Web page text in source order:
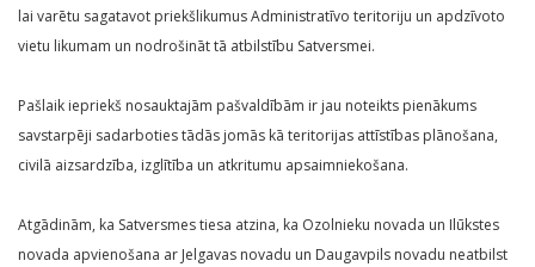
lai varētu sagatavot priekšlikumus Administratīvo teritoriju un apdzīvoto
vietu likumam un nodrošināt tā atbilstību Satversmei.
Pašlaik iepriekš nosauktajām pašvaldībām ir jau noteikts pienākums
savstarpēji sadarboties tādās jomās kā teritorijas attīstības plānošana,
civilā aizsardzība, izglītība un atkritumu apsaimniekošana.
Atgādinām, ka Satversmes tiesa atzina, ka Ozolnieku novada un Ilūkstes
novada apvienošana ar Jelgavas novadu un Daugavpils novadu neatbilst